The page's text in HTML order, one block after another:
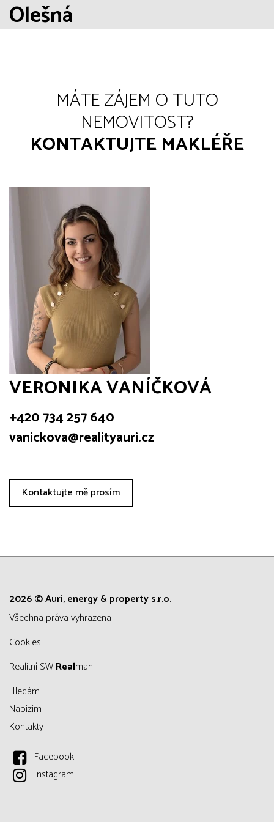
Olešná
MÁTE ZÁJEM O TUTO
NEMOVITOST?
KONTAKTUJTE MAKLÉŘE
VERONIKA VANÍČKOVÁ
+420 734 257 640
vanickova@realityauri.cz
Kontaktujte mě prosím
2026 © Auri, energy & property s.r.o.
všechna práva vyhrazena
Cookies
Realitní SWRealman
Hledám
Nabízím
Kontakty
Facebook
Instagram